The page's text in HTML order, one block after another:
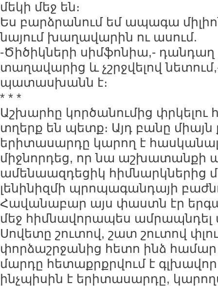
մեկի մեջ են։
Ես բարձրանում եմ ապագա
նայում խաղավարին ու ասում.
-Ծիծիկների սիմֆոնիա,- դանդաղ
տաղավարից և չշրջվելով
պատասխանն է։
* * *
Աշխարհը կործանումից փրկելու
տղերք են պետք։ Այդ բանը
երիտասարդը կարող է
միջնորդեց, որ նա աշխատանքի
ամենաազդեցիկ հիմնարկներից
լենինիզմի պրոպագանդայի
Հավանաբար այս փաստն էր
մեջ հիմնավորապես ամրապնդել
Սովետը շուտով, շատ շուտով
փորձաշրջանից հետո ինձ համար
մարդը հետաքրքրվում է
ինչպիսին է երիտասարդը,